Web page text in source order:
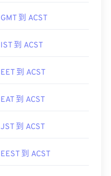
GMT 到 ACST
IST 到 ACST
EET 到 ACST
EAT 到 ACST
JST 到 ACST
EEST 到 ACST